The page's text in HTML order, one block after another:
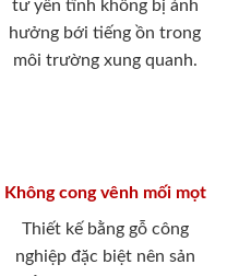
tư yên tĩnh không bị ảnh
hưởng bới tiếng ồn trong
môi trường xung quanh.
Không cong vênh mối mọt
Thiết kế bằng gỗ công
nghiệp đặc biệt nên sản